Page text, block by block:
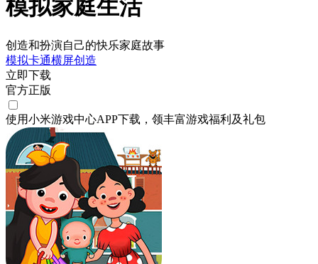
模拟家庭生活
创造和扮演自己的快乐家庭故事
模拟卡通横屏创造
立即下载
官方正版
使用小米游戏中心APP下载 ，领丰富游戏福利 及礼包